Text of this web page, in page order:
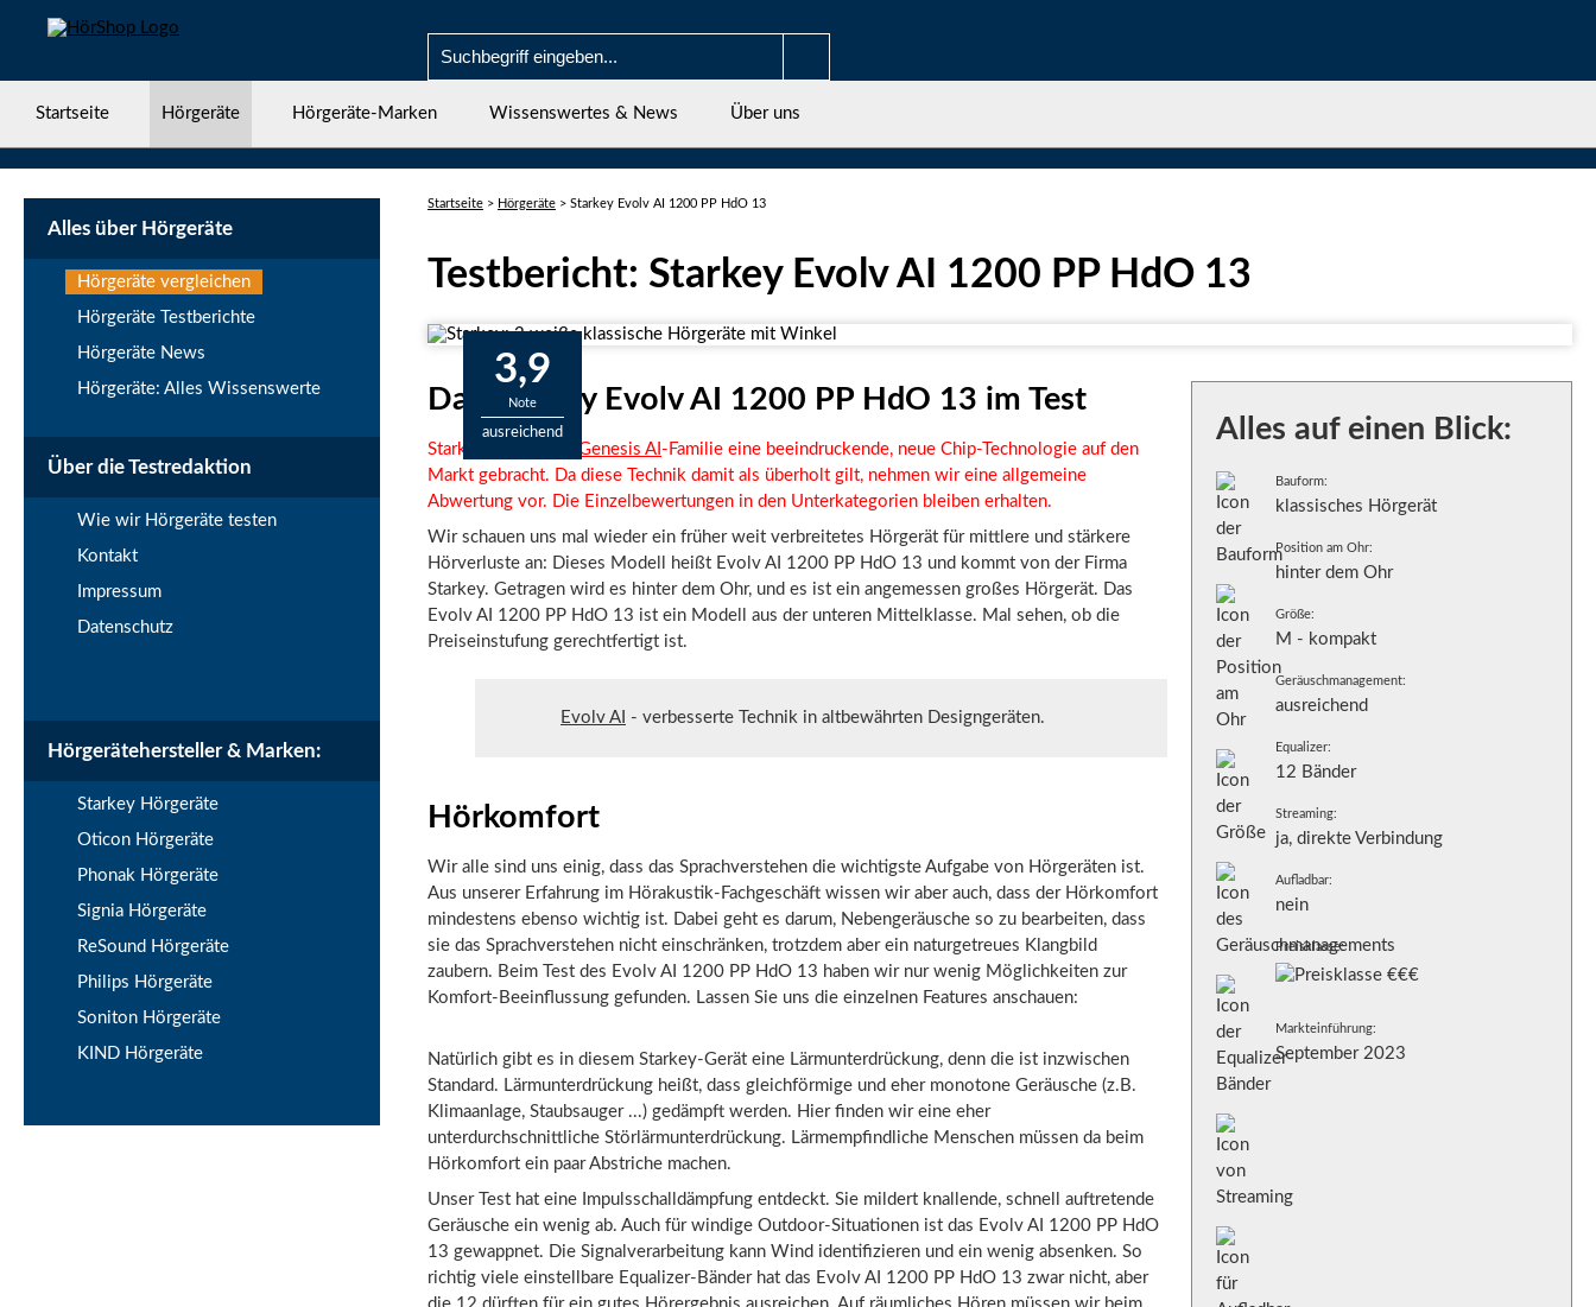
Startseite Hörgeräte Hörgeräte-Marken Wissenswertes & News Über uns
Startseite > Hörgeräte > Starkey Evolv AI 1200 PP HdO 13
Testbericht: Starkey Evolv AI 1200 PP HdO 13
3,9
Note
ausreichend
Das Starkey Evolv AI 1200 PP HdO 13 im Test
Starkey hat mit der Genesis AI -Familie eine beeindruckende, neue Chip-Technologie auf den
Markt gebracht. Da diese Technik damit als überholt gilt, nehmen wir eine allgemeine
Abwertung vor. Die Einzelbewertungen in den Unterkategorien bleiben erhalten.
Wir schauen uns mal wieder ein früher weit verbreitetes Hörgerät für mittlere und stärkere
Hörverluste an: Dieses Modell heißt Evolv AI 1200 PP HdO 13 und kommt von der Firma
Starkey. Getragen wird es hinter dem Ohr, und es ist ein angemessen großes Hörgerät. Das
Evolv AI 1200 PP HdO 13 ist ein Modell aus der unteren Mittelklasse. Mal sehen, ob die
Preiseinstufung gerechtfertigt ist.
Evolv AI - verbesserte Technik in altbewährten Designgeräten.
Hörkomfort
Wir alle sind uns einig, dass das Sprachverstehen die wichtigste Aufgabe von Hörgeräten ist.
Aus unserer Erfahrung im Hörakustik-Fachgeschäft wissen wir aber auch, dass der Hörkomfort
mindestens ebenso wichtig ist. Dabei geht es darum, Nebengeräusche so zu bearbeiten, dass
sie das Sprachverstehen nicht einschränken, trotzdem aber ein naturgetreues Klangbild
zaubern. Beim Test des Evolv AI 1200 PP HdO 13 haben wir nur wenig Möglichkeiten zur
Komfort-Beeinflussung gefunden. Lassen Sie uns die einzelnen Features anschauen:
Natürlich gibt es in diesem Starkey-Gerät eine Lärmunterdrückung, denn die ist inzwischen
Standard. Lärmunterdrückung heißt, dass gleichförmige und eher monotone Geräusche (z.B.
Klimaanlage, Staubsauger ...) gedämpft werden. Hier finden wir eine eher
unterdurchschnittliche Störlärmunterdrückung. Lärmempfindliche Menschen müssen da beim
Hörkomfort ein paar Abstriche machen.
Unser Test hat eine Impulsschalldämpfung entdeckt. Sie mildert knallende, schnell auftretende
Geräusche ein wenig ab. Auch für windige Outdoor-Situationen ist das Evolv AI 1200 PP HdO
13 gewappnet. Die Signalverarbeitung kann Wind identifizieren und ein wenig absenken. So
richtig viele einstellbare Equalizer-Bänder hat das Evolv AI 1200 PP HdO 13 zwar nicht, aber
Alles auf einen Blick:
Bauform:
klassisches Hörgerät
Position am Ohr:
hinter dem Ohr
Größe:
M - kompakt
Geräuschmanagement:
ausreichend
Equalizer:
12 Bänder
Streaming:
ja, direkte Verbindung
Aufladbar:
nein
Preisklasse:
Markteinführung:
September 2023
Alles über Hörgeräte
Hörgeräte vergleichen
Hörgeräte Testberichte
Hörgeräte News
Hörgeräte: Alles Wissenswerte
Über die Testredaktion
Wie wir Hörgeräte testen
Kontakt
Impressum
Datenschutz
Hörgerätehersteller & Marken:
Starkey Hörgeräte
Oticon Hörgeräte
Phonak Hörgeräte
Signia Hörgeräte
ReSound Hörgeräte
Philips Hörgeräte
Soniton Hörgeräte
KIND Hörgeräte